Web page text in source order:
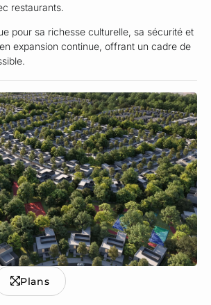
restaurants.
pour sa richesse culturelle, sa sécurité et
expansion continue, offrant un cadre de
Plans